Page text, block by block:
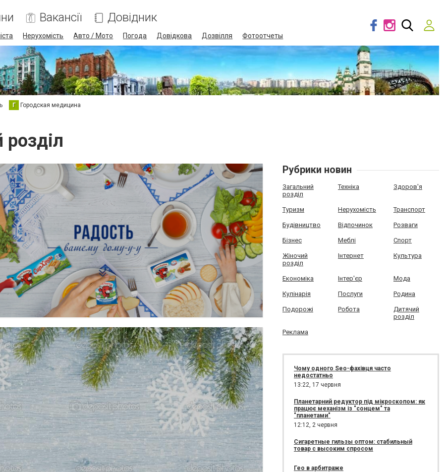
Вакансії Довідник
Нерухомість Авто / Мото Погода Довідкова Дозвілля Фотоотчеты
Г Городская медицина
розділ
Рубрики новин
Загальний
розділ
Техніка Здоров'я
Туризм Нерухомість Транспорт
Будівництво Відпочинок Розваги
Бізнес Меблі Спорт
Жіночий
розділ
Інтернет Культура
Економіка Інтер'єр Мода
Кулінарія Послуги Родина
Подорожі Робота
Дитячий
розділ
Реклама
Чому одного Seo-фахівця часто
недостатньо
13:22, 17 червня
Планетарний редуктор під мікроскопом: як
працює механізм із "сонцем" та
"планетами"
12:12, 2 червня
Сигаретные гильзы оптом: стабильный
товар с высоким спросом
Гео в арбитраже